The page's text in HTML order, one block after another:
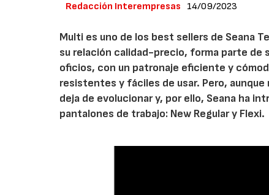
Redacción Interempresas 14/09/2023
Multi es uno de los best sellers de Seana
su relación calidad-precio, forma parte de
oficios, con un patronaje eficiente y
resistentes y fáciles de usar. Pero,
deja de evolucionar y, por ello, Seana ha
pantalones de trabajo: New Regular y Flexi.